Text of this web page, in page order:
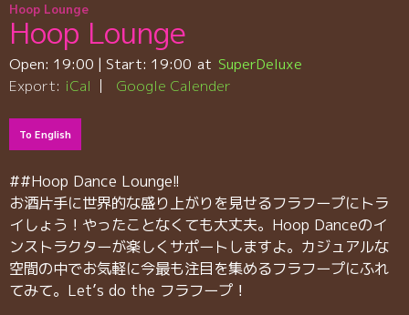
Hoop Lounge
Hoop Lounge
Open: 19:00 | Start: 19:00
SuperDeluxe
Export: iCal Google Calender
To English
##Hoop Dance Lounge!!
お酒片手に世界的な盛り上がりを見せるフラフープにトラ
イしょう！やったことなくても大丈夫。Hoop Danceのイ
ンストラクターが楽しくサポートしますよ。カジュアルな
空間の中でお気軽に今最も注目を集めるフラフープにふれ
てみて。Let’s do the フラフープ！